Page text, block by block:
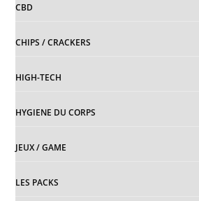
CBD
CHIPS / CRACKERS
HIGH-TECH
HYGIENE DU CORPS
JEUX / GAME
LES PACKS